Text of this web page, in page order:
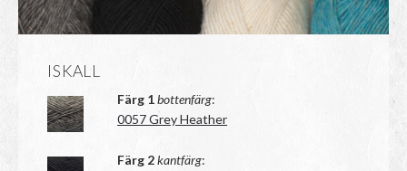
ISKALL
Färg 1bottenfärg:
0057 Grey Heather
Färg 2kantfärg: